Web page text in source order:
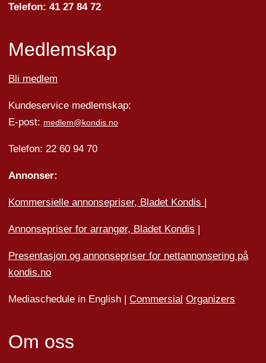
Telefon: 41 27 84 72
Medlemskap
Bli medlem
Kundeservice medlemskap:
E-post: medlem@kondis.no
Telefon: 22 60 94 70
Annonser:
Kommersielle annonsepriser, Bladet Kondis |
Annonsepriser for arrangør, Bladet Kondis |
Presentasjon og annonsepriser for nettannonsering på
kondis.no
Mediaschedule in English | Commersial Organizers
Om oss